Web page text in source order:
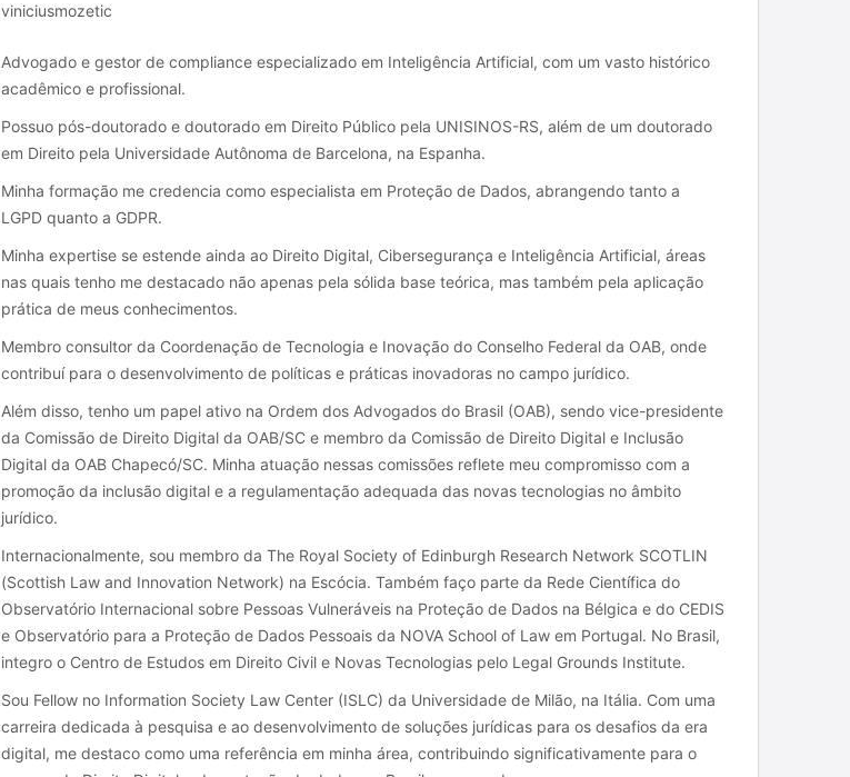
viniciusmozetic
Advogado e gestor de compliance especializado em Inteligência Artificial, com um vasto histórico
acadêmico e profissional.
Possuo pós-doutorado e doutorado em Direito Público pela UNISINOS-RS, além de um doutorado
em Direito pela Universidade Autônoma de Barcelona, na Espanha.
Minha formação me credencia como especialista em Proteção de Dados, abrangendo tanto a
LGPD quanto a GDPR.
Minha expertise se estende ainda ao Direito Digital, Cibersegurança e Inteligência Artificial, áreas
nas quais tenho me destacado não apenas pela sólida base teórica, mas também pela aplicação
prática de meus conhecimentos.
Membro consultor da Coordenação de Tecnologia e Inovação do Conselho Federal da OAB, onde
contribuí para o desenvolvimento de políticas e práticas inovadoras no campo jurídico.
Além disso, tenho um papel ativo na Ordem dos Advogados do Brasil (OAB), sendo vice-presidente
da Comissão de Direito Digital da OAB/SC e membro da Comissão de Direito Digital e Inclusão
Digital da OAB Chapecó/SC. Minha atuação nessas comissões reflete meu compromisso com a
promoção da inclusão digital e a regulamentação adequada das novas tecnologias no âmbito
jurídico.
Internacionalmente, sou membro da The Royal Society of Edinburgh Research Network SCOTLIN
(Scottish Law and Innovation Network) na Escócia. Também faço parte da Rede Científica do
Observatório Internacional sobre Pessoas Vulneráveis na Proteção de Dados na Bélgica e do CEDIS
e Observatório para a Proteção de Dados Pessoais da NOVA School of Law em Portugal. No Brasil,
integro o Centro de Estudos em Direito Civil e Novas Tecnologias pelo Legal Grounds Institute.
Sou Fellow no Information Society Law Center (ISLC) da Universidade de Milão, na Itália. Com uma
carreira dedicada à pesquisa e ao desenvolvimento de soluções jurídicas para os desafios da era
digital, me destaco como uma referência em minha área, contribuindo significativamente para o